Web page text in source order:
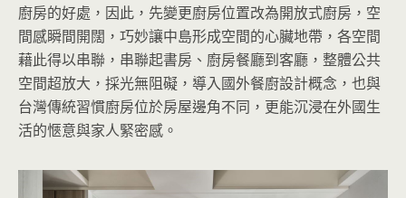
廚房的好處，因此，先變更廚房位置改為開放式廚房，空
間感瞬間開闊，巧妙讓中島形成空間的心臟地帶，各空間
藉此得以串聯，串聯起書房、廚房餐廳到客廳，整體公共
空間超放大，採光無阻礙，導入國外餐廚設計概念，也與
台灣傳統習慣廚房位於房屋邊角不同，更能沉浸在外國生
活的愜意與家人緊密感。